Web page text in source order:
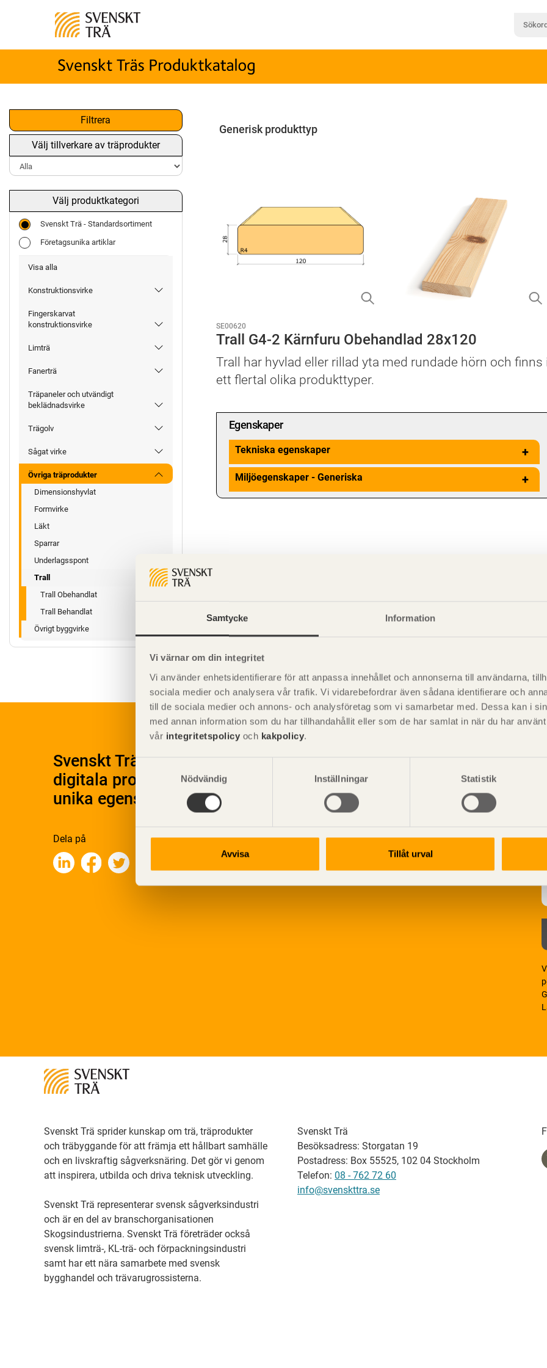
Samtycke Information
Vi värnar om din integritet
Vi använder enhetsidentifierare för att anpassa innehållet och annonserna till användarna,
sociala medier och analysera vår trafik. Vi vidarebefordrar även sådana identifierare och
till de sociala medier och annons- och analysföretag som vi samarbetar med. Dessa kan i
med annan information som du har tillhandahållit eller som de har samlat in när du har
vår integritetspolicy och kakpolicy.
Samtyckesval
Nödvändig
Inställningar Statistik
Avvisa Tillåt urval
Filtrera
Välj tillverkare av träprodukter
Välj produktkategori
Svenskt Trä - Standardsortiment
Företagsunika artiklar
Visa alla
Konstruktionsvirke
Fingerskarvat
konstruktionsvirke
Limträ
Fanerträ
Träpaneler och utvändigt
beklädnadsvirke
Trägolv
Sågat virke
Övriga träprodukter
Dimensionshyvlat
Formvirke
Läkt
Sparrar
Underlagsspont
Trall
Trall Obehandlat
Trall Behandlat
Övrigt byggvirke
Generisk produkttyp
SE00620
Trall G4-2 Kärnfuru Obehandlad 28x120
Trall har hyvlad eller rillad yta med rundade hörn och finns
ett flertal olika produkttyper.
Egenskaper
Tekniska egenskaper +
Miljöegenskaper - Generiska +
Svenskt Träs Produktkatalog är svensk sågverksnärings
digitala produktkatalog för att beskriva träprodukter och deras
unika egenskaper.
Dela på
Svenskt Trä sprider kunskap om trä, träprodukter
och träbyggande för att främja ett hållbart samhälle
och en livskraftig sågverksnäring. Det gör vi genom
att inspirera, utbilda och driva teknisk utveckling.
Svenskt Trä representerar svensk sågverksindustri
och är en del av branschorganisationen
Skogsindustrierna. Svenskt Trä företräder också
svensk limträ-, KL-trä- och förpackningsindustri
samt har ett nära samarbete med svensk
bygghandel och trävarugrossisterna.
Svenskt Trä
Besöksadress: Storgatan 19
Postadress: Box 55525, 102 04 Stockholm
Telefon: 08 - 762 72 60
info@svenskttra.se